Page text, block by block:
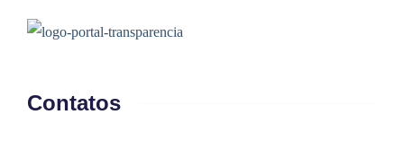
Contatos